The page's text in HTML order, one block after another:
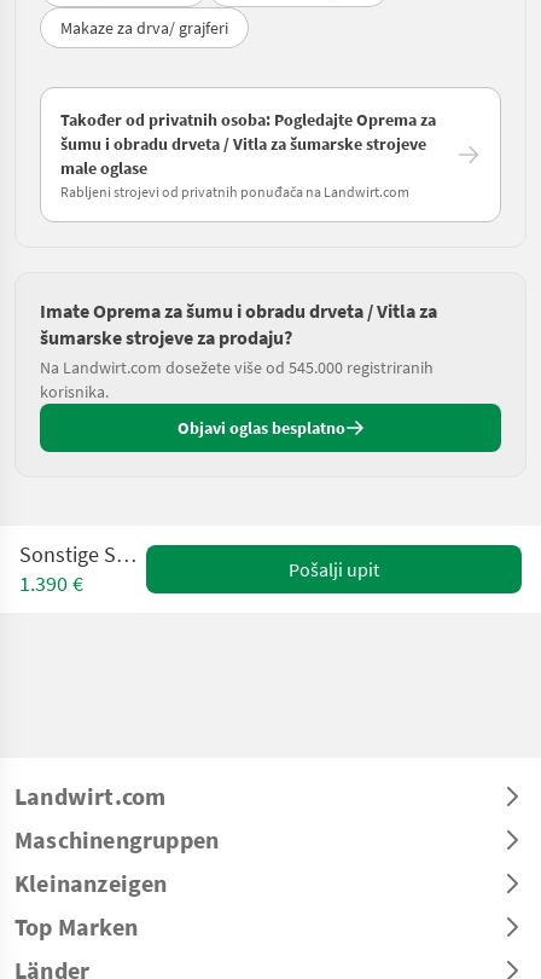
Makaze za drva/ grajferi
Također od privatnih osoba: Pogledajte Oprema za
šumu i obradu drveta / Vitla za šumarske strojeve
male oglase
Rabljeni strojevi od privatnih ponuđača na Landwirt.com
Imate Oprema za šumu i obradu drveta / Vitla za
šumarske strojeve za prodaju?
Na Landwirt.com dosežete više od 545.000 registriranih
korisnika.
Objavi oglas besplatno
Sonstige Seilwinde
1.390 €
Pošalji upit
Landwirt.com
Maschinengruppen
Kleinanzeigen
Top Marken
Länder